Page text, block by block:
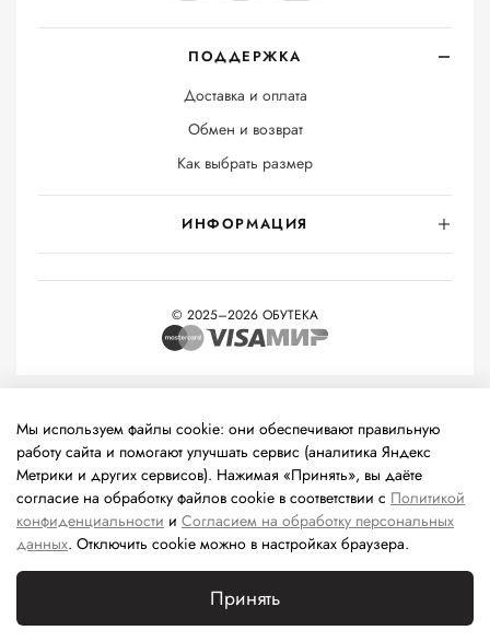
ПОДДЕРЖКА
Доставка и оплата
Обмен и возврат
Как выбрать размер
ИНФОРМАЦИЯ
© 2025–2026 ОБУТЕКА
технологии
(информационные технологии предоставления
информации на основе сбора, систематизации и анализа
сведений, относящихся к предпочтениям пользователей сети
«Интернет», находящихся на территории Российской
Федерации).
Мы используем файлы cookie: они обеспечивают правильную
работу сайта и помогают улучшать сервис (аналитика Яндекс
Метрики и других сервисов). Нажимая «Принять», вы даёте
согласие на обработку файлов cookie в соответствии с Политикой
конфиденциальности и Согласием на обработку персональных
данных. Отключить cookie можно в настройках браузера.
Принять